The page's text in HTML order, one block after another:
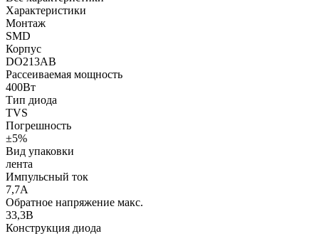
Характеристики
Монтаж
SMD
Корпус
DO213AB
Рассеиваемая мощность
400Вт
Тип диода
TVS
Погрешность
±5%
Вид упаковки
лента
Импульсный ток
7,7А
Обратное напряжение макс.
33,3В
Конструкция диода